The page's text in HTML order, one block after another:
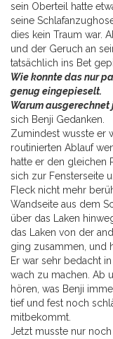
sein Oberteil hatte
seine
dies kein Traum war.
und der Geruch an
tatsächlich ins Bet
Wie konnte das nur
genug eingepieselt.
Warum ausgerechnet
sich Benji Gedanken.
Zumindest wusste er
routinierten Ablauf
hatte er den gleichen
sich zur Fensterseite
Fleck nicht mehr
Wandseite aus dem
über das Laken
das Laken von der
ging zusammen, und
Er war sehr bedacht
wach zu machen. Ab
hören, was Benji
tief und fest noch
mitbekommt.
Jetzt musste nur